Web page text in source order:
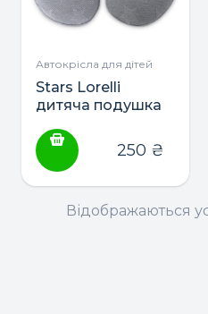
Автокрісла для дітей
Stars Lorelli
дитяча подушка
подорожей250 ₴
Відображаються